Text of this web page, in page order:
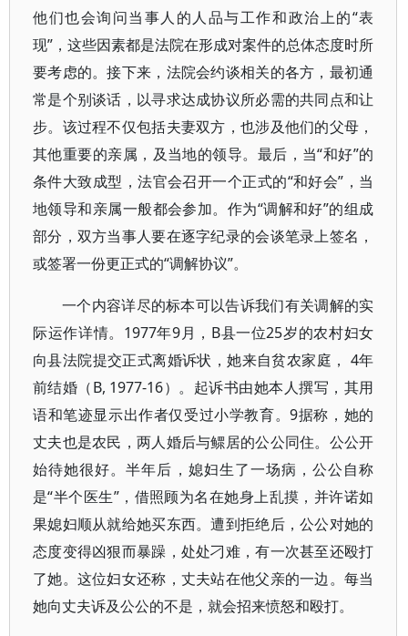
他们也会询问当事人的人品与工作和政治上的“表
现”，这些因素都是法院在形成对案件的总体态度时所
要考虑的。接下来，法院会约谈相关的各方，最初通
常是个别谈话，以寻求达成协议所必需的共同点和让
步。该过程不仅包括夫妻双方，也涉及他们的父母，
其他重要的亲属，及当地的领导。最后，当“和好”的
条件大致成型，法官会召开一个正式的“和好会”，当
地领导和亲属一般都会参加。作为“调解和好”的组成
部分，双方当事人要在逐字纪录的会谈笔录上签名，
或签署一份更正式的“调解协议”。
一个内容详尽的标本可以告诉我们有关调解的实
际运作详情。1977年9月，B县一位25岁的农村妇女
向县法院提交正式离婚诉状，她来自贫农家庭， 4年
前结婚（B, 1977-16）。起诉书由她本人撰写，其用
语和笔迹显示出作者仅受过小学教育。9据称，她的
丈夫也是农民，两人婚后与鳏居的公公同住。公公开
始待她很好。半年后，媳妇生了一场病，公公自称
是“半个医生”，借照顾为名在她身上乱摸，并许诺如
果媳妇顺从就给她买东西。遭到拒绝后，公公对她的
态度变得凶狠而暴躁，处处刁难，有一次甚至还殴打
了她。这位妇女还称，丈夫站在他父亲的一边。每当
她向丈夫诉及公公的不是，就会招来愤怒和殴打。